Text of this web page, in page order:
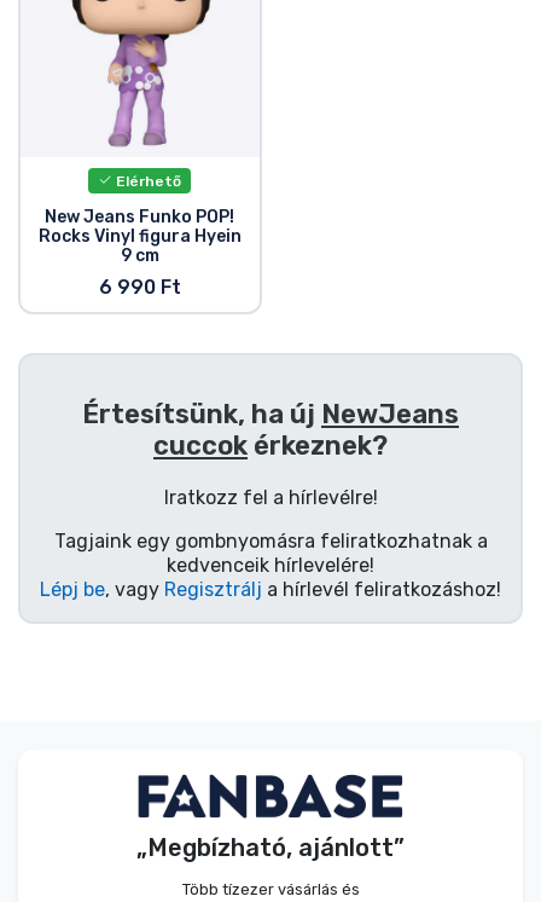
Elérhető
New Jeans Funko POP!
Rocks Vinyl figura Hyein
9 cm
6 990 Ft
Értesítsünk, ha új NewJeans
cuccok érkeznek?
Iratkozz fel a hírlevélre!
Tagjaink egy gombnyomásra feliratkozhatnak a
kedvenceik hírlevelére!
Lépj be, vagy Regisztrálj a hírlevél feliratkozáshoz!
„Megbízható, ajánlott”
Több tízezer vásárlás és